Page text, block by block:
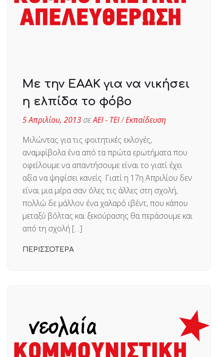
Με την ΕΑΑΚ για να νικήσει
η ελπίδα το φόβο
5 Απριλίου, 2013σεΑΕΙ - ΤΕΙ/Εκπαίδευση
Μιλώντας για τις φοιτητικές εκλογές,
αναμφίβολα ένα από τα πρώτα ερωτήματα που
οφείλουμε να απαντήσουμε είναι το γιατί έχει
αξία να ψηφίσει κανείς. Γιατί η 17η Απριλίου δεν
είναι μια μέρα σαν όλες τις άλλες στη σχολή,
πολλώ δε μάλλον ένα χαλαρό ιβέντ, που κάπου
μεταξύ βόλτας και ξεκούρασης θα περάσουμε και
από τη σχολή […]
ΠΕΡΙΣΣΟΤΕΡΑ